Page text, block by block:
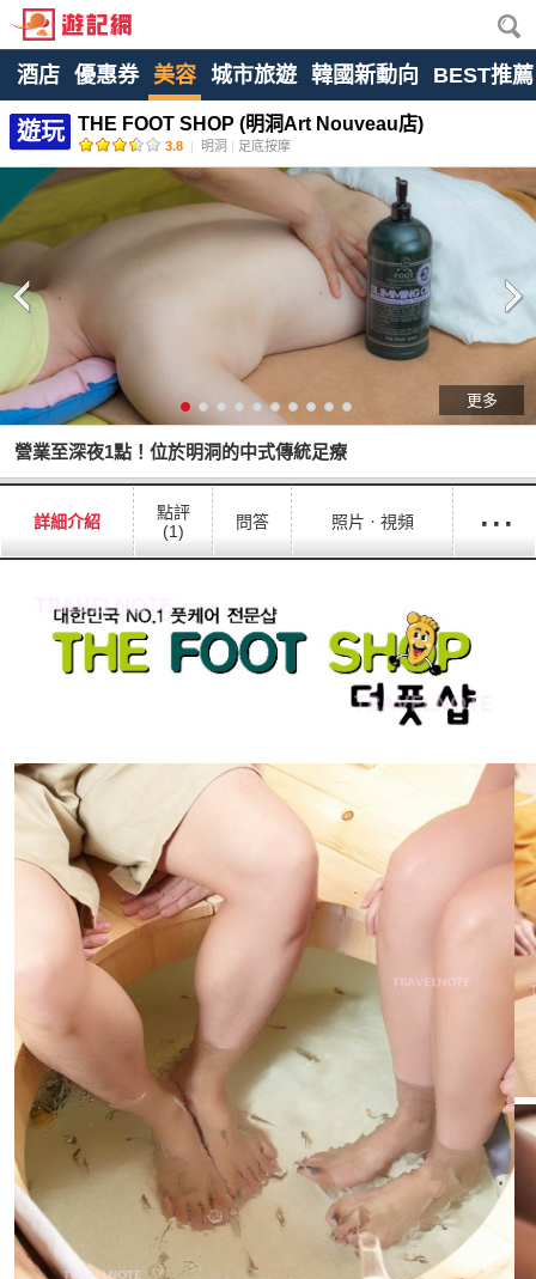
酒店 優惠券 美容 城市旅遊 韓國新動向 BEST推薦
遊玩 THE FOOT SHOP (明洞Art Nouveau店)
3.8 | 明洞 | 足底按摩
更多
營業至深夜1點！位於明洞的中式傳統足療
詳細介紹
點評
(1)
問答 照片ㆍ視頻 ···